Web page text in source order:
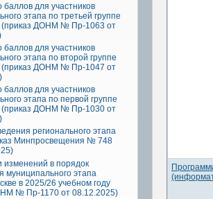
баллов для участников
этапа по третьей группе
(приказ ДОНМ № Пр-1063 от
баллов для участников
этапа по второй группе
(приказ ДОНМ № Пр-1047 от
баллов для участников
этапа по первой группе
(приказ ДОНМ № Пр-1030 от
регионального этапа
Минпросвещения № 748
изменений в порядок
муниципального этапа
в 2025/26 учебном году
№ Пр-1170 от 08.12.2025)